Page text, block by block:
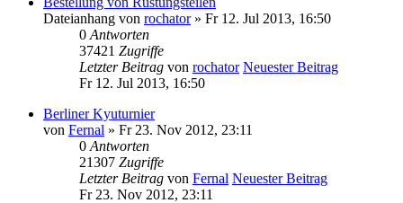
Dateianhang von rochator» Fr 12. Jul 2013, 16:50
0 Antworten
37421 Zugriffe
Letzter Beitrag von rochator Neuester Beitrag
Fr 12. Jul 2013, 16:50
Berliner Kyuturnier
von Fernal » Fr 23. Nov 2012, 23:11
0 Antworten
21307 Zugriffe
Letzter Beitrag von Fernal Neuester Beitrag
Fr 23. Nov 2012, 23:11